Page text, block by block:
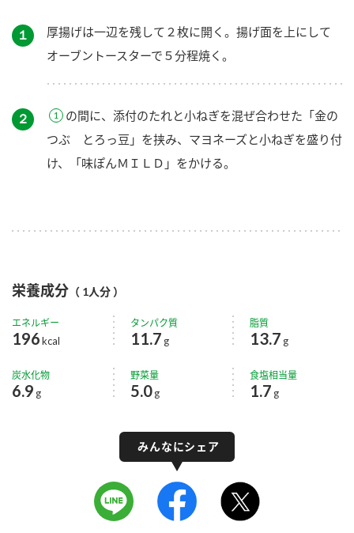
１
厚揚げは一辺を残して２枚に開く。揚げ面を上にして
オーブントースターで５分程焼く。
２
の間に、添付のたれと小ねぎを混ぜ合わせた「金の
つぶ とろっ豆」を挟み、マヨネーズと小ねぎを盛り付
け、「味ぽんＭＩＬＤ」をかける。
栄養成分 （ 1人分 ）
エネルギー
196kcal
タンパク質
11.7 g
脂質
13.7 g
炭水化物
6.9 g
野菜量
5.0g
食塩相当量
1.7 g